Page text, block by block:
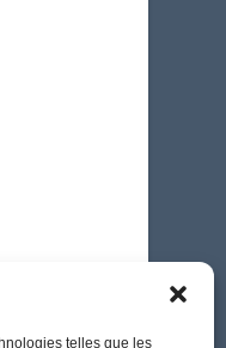
telles que les